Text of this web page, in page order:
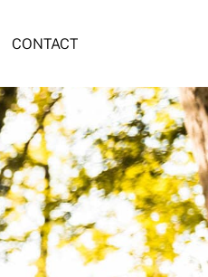
CONTACT